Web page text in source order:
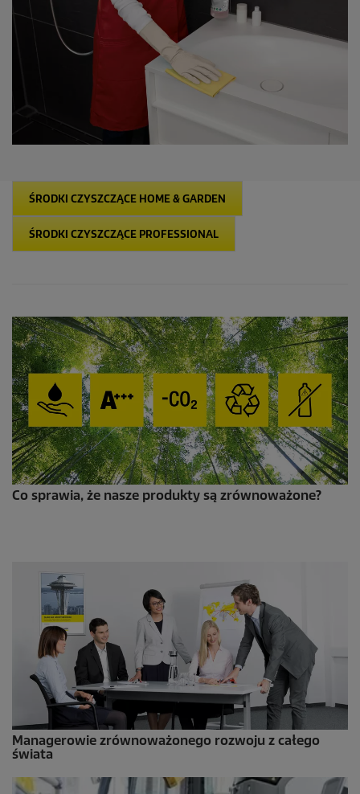
Największy potencjał optymalizacji pod względem
zrównoważonego rozwoju jest bez wątpienia w obszarze
opakowania detergentu. Tutaj kwestia mikroplastiku odgrywa
ogromną rolę. Jednocześnie obowiązują istotne reguły, jako że
wiele detergentów wymaga specjalnego opakowania z uwagi na
ich skład chemiczny. Obecnie intensywnie pracujemy w ośrodku
Detergent Competence Centre nad opracowywaniem pojemników
podlegających recyklingowi, które spełniają te wymagania i
stanowią istotny wkład w ochronę środowiska.
ŚRODKI CZYSZCZĄCE HOME & GARDEN
ŚRODKI CZYSZCZĄCE PROFESSIONAL
Co sprawia, że nasze produkty są zrównoważone?
Managerowie zrównoważonego rozwoju z całego
świata